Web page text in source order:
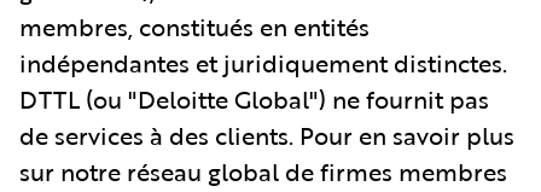
membres, constitués en entités
indépendantes et juridiquement distinctes.
DTTL (ou "Deloitte Global") ne fournit pas
de services à des clients. Pour en savoir plus
sur notre réseau global de firmes membres